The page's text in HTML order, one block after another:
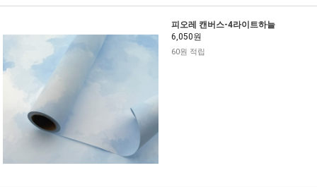
피오레 캔버스-4라이트하늘
6,050원
60원 적립